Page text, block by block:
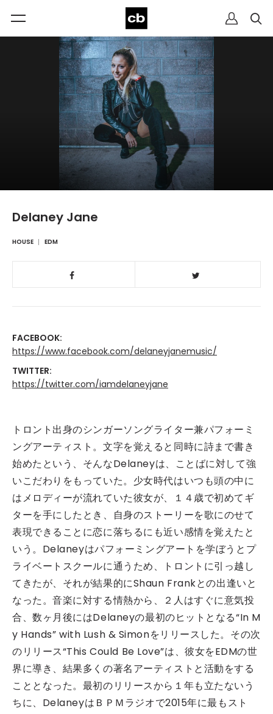
Delaney Jane
HOUSE EDM
FACEBOOK:
https://www.facebook.com/delaneyjanemusic/
TWITTER:
https://twitter.com/iamdelaneyjane
トロント出身のシンガーソングライター兼パフォーミ
ングアーティスト。文字を覚えると同時に詩まで書き
始めたという、そんなDelaneyは、ことばに対して強
いこだわりをもっていた。少女時代はいつも頭の中に
はメロディーが流れていた彼女が、１４歳で初めてギ
ターを手にしたとき、自身のストーリーを歌にのせて
表現できることに恋に落ちるにも近い感情を覚えたと
いう。Delaneyはパフォーミングアートを学ぼうとプ
ライベートスクールに通うため、トロントに引っ越し
てきたが、それが結果的にShaun Frankとの出逢いと
なった。音楽に対する情熱から、２人はすぐに意気投
合、数ヶ月後にはDelaneyの最初のヒットとなる“In M
y Hands” with Lush & Simonをリリースした。その次
のリリース“This Could Be Love”は、彼女をEDMの世
界に導き、結果多くの著名アーティストと活動をする
こととなった。最初のリリースから１年も立たないう
ちに、DelaneyはＢＰＭラジオで2015年に最もスト